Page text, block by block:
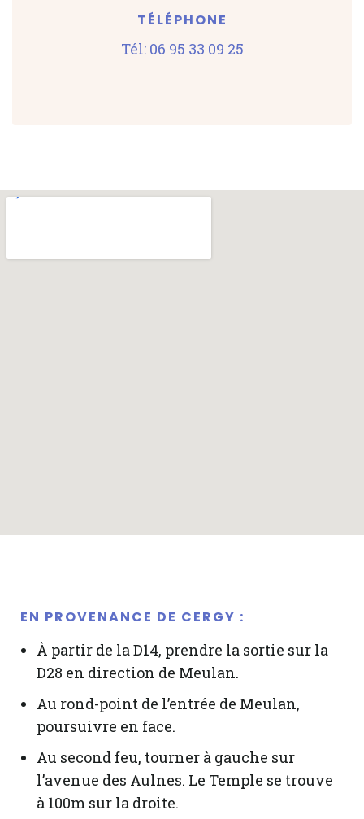
TÉLÉPHONE
Tél: 06 95 33 09 25
EN PROVENANCE DE CERGY :
À partir de la D14, prendre la sortie sur la
D28 en direction de Meulan.
Au rond-point de l’entrée de Meulan,
poursuivre en face.
Au second feu, tourner à gauche sur
l’avenue des Aulnes. Le Temple se trouve
à 100m sur la droite.